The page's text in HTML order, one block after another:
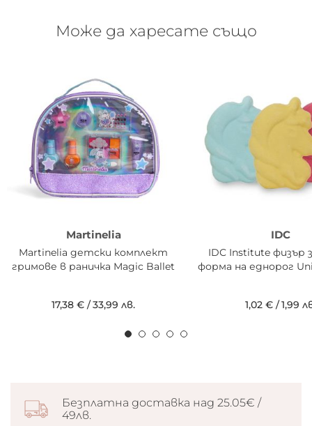
Може да харесате също
Martinelia
Martinelia детски комплект
гримове в раничка Magic Ballet
17,38 € /33,99 лв.
IDC
IDC Institute физър
форма на еднорог
1,02 € /1,99
Безплатна доставка над 25.05€ /
49лв.